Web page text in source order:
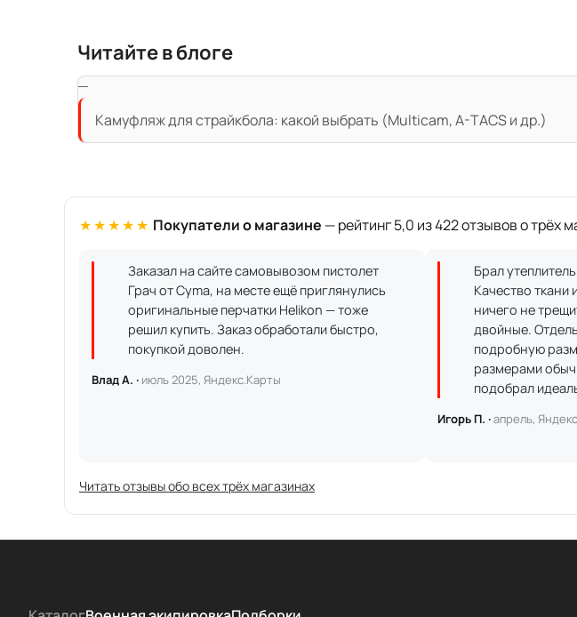
Читайте в блоге
Камуфляж для страйкбола: какой выбрать (Multicam, A-TACS и др.)
★★★★★ Покупатели о магазине — рейтинг 5,0 из 422 отзывов о трёх
Заказал на сайте самовывозом пистолет
Грач от Cyma, на месте ещё приглянулись
оригинальные перчатки Helikon — тоже
решил купить. Заказ обработали быстро,
покупкой доволен.
Влад А. · июль 2025, Яндекс.Карты
Брал
Качество
ничего не
двойные.
подробную
размерами
подобрал
Игорь П. ·апрель,
Читать отзывы обо всех трёх магазинах